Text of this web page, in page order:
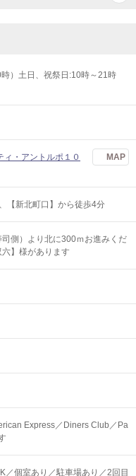
）土日、祝祭日:10時～21時
・アントルポ１０
MAP
【新北町口】から徒歩4分
側）より北に300ｍお進みくだ
】様があります
Express／Diners Club／Pa
／個室あり／駐車場あり／2回目